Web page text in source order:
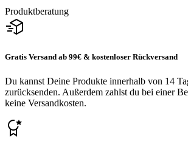
Produktberatung
Gratis Versand ab 99€ & kostenloser Rückversand
Du kannst Deine Produkte innerhalb von 14
zurücksenden. Außerdem zahlst du bei einer
keine Versandkosten.